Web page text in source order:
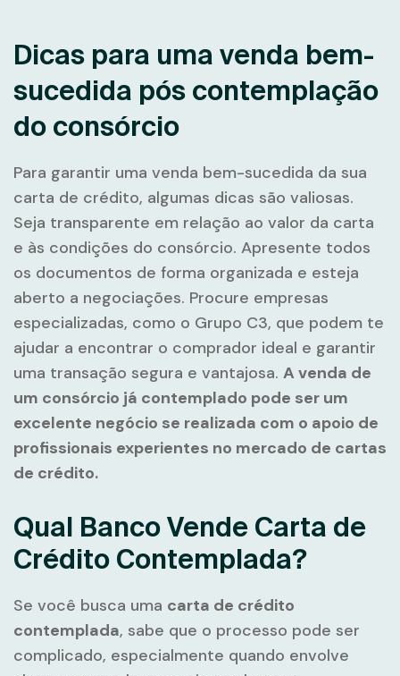
Dicas para uma venda bem-
sucedida pós contemplação
do consórcio
Para garantir uma venda bem-sucedida da sua
carta de crédito, algumas dicas são valiosas.
Seja transparente em relação ao valor da carta
e às condições do consórcio. Apresente todos
os documentos de forma organizada e esteja
aberto a negociações. Procure empresas
especializadas, como o Grupo C3, que podem te
ajudar a encontrar o comprador ideal e garantir
uma transação segura e vantajosa. A venda de
um consórcio já contemplado pode ser um
excelente negócio se realizada com o apoio de
profissionais experientes no mercado de cartas
de crédito.
Qual Banco Vende Carta de
Crédito Contemplada?
Se você busca uma carta de crédito
contemplada, sabe que o processo pode ser
complicado, especialmente quando envolve